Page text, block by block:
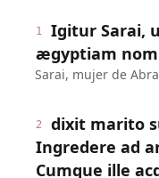
1
Igitur Sarai,
ægyptiam
Sarai, mujer de
2
dixit marito
Ingredere ad
Cumque ille